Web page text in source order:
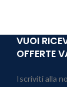
VUOI
OFFERTE
Iscriviti alla